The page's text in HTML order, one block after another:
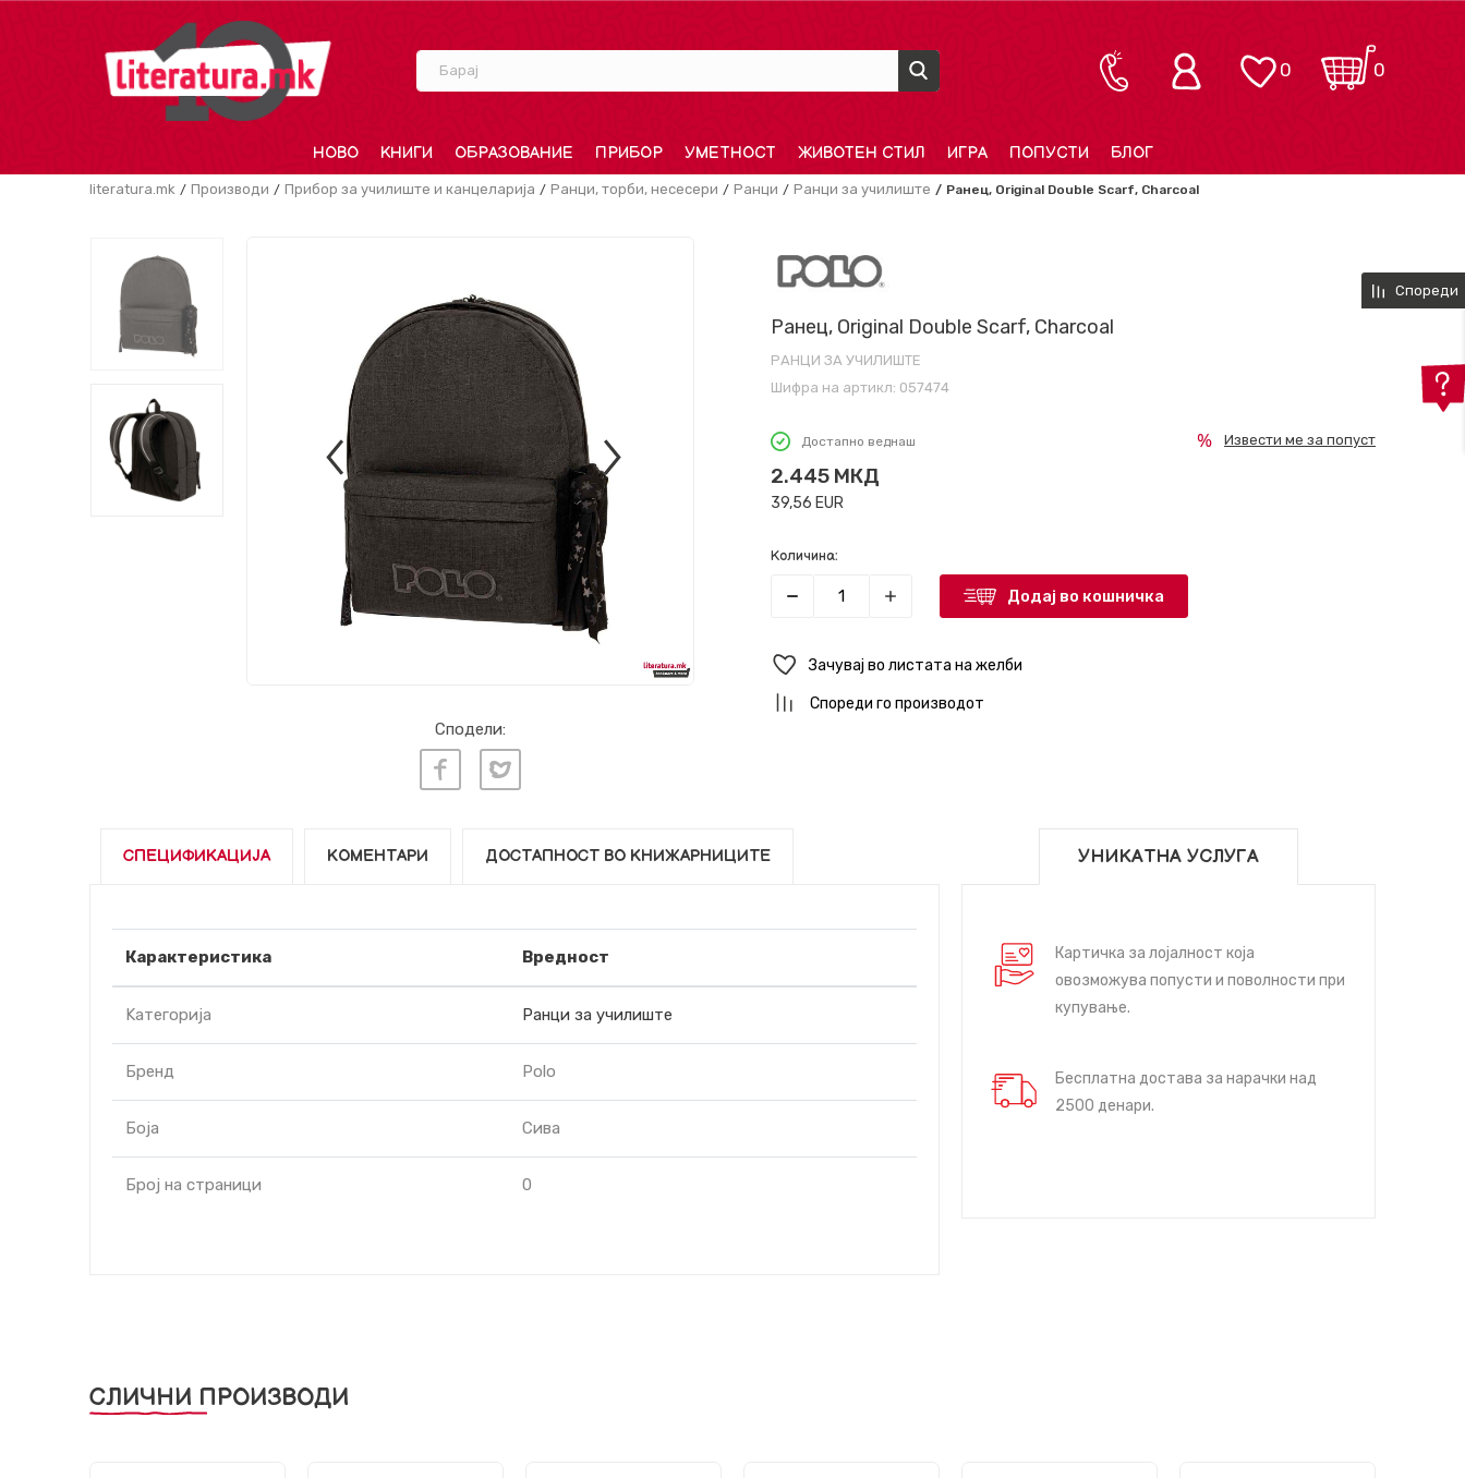
Барај 0
0
НОВО КНИГИ ОБРАЗОВАНИЕ ПРИБОР УМЕТНОСТ ЖИВОТЕН СТИЛ ИГРА ПОПУСТИ БЛОГ
literatura.mk Производи Прибор за училиште и канцеларија Ранци, торби, несесери Ранци Ранци за училиште Ранец, Original Double Scarf, Charcoal
Сподели:
Ранец, Original Double Scarf, Charcoal
РАНЦИ ЗА УЧИЛИШТЕ
Шифра на артикл: 057474
Достапно веднаш
2.445 МКД
39,56 EUR
Извести ме за попуст
Количина:
Додај во кошничка
Зачувај во листата на желби
Спореди го производот
СПЕЦИФИКАЦИЈА КОМЕНТАРИ ДОСТАПНОСТ ВО КНИЖАРНИЦИТЕ
Карактеристика Вредност
Kатегорија Ранци за училиште
Бренд Polo
Боја Сива
Број на страници 0
УНИКАТНА УСЛУГА
Картичка за лојалност која
овозможува попусти и поволности при
купување.
Бесплатна достава за нарачки над
2500 денари.
СЛИЧНИ ПРОИЗВОДИ
Спореди